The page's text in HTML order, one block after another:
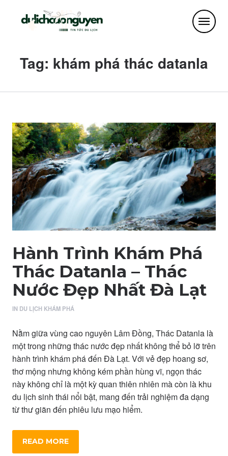
Tag: khám phá thác datanla
Hành Trình Khám Phá
Thác Datanla – Thác
Nước Đẹp Nhất Đà Lạt
IN DU LỊCH KHÁM PHÁ
Nằm giữa vùng cao nguyên Lâm Đồng, Thác Datanla là
một trong những thác nước đẹp nhất không thể bỏ lỡ trên
hành trình khám phá đến Đà Lạt. Với vẻ đẹp hoang sơ,
thơ mộng nhưng không kém phần hùng vĩ, ngọn thác
này không chỉ là một kỳ quan thiên nhiên mà còn là khu
du lịch sinh thái nổi bật, mang đến trải nghiệm đa dạng
từ thư giãn đến phiêu lưu mạo hiểm.
READ MORE